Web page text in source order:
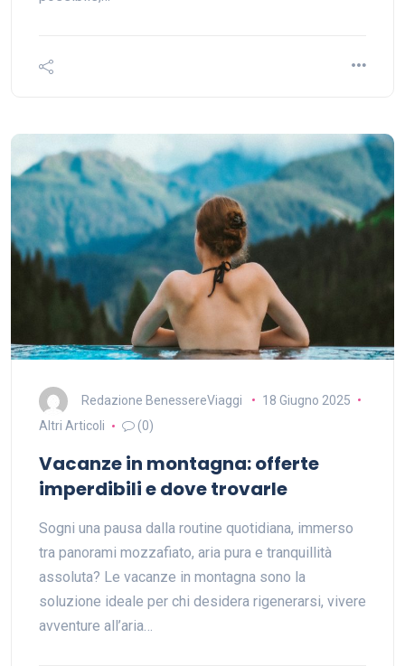
Redazione BenessereViaggi
18 Giugno 2025
Altri Articoli
(0)
Vacanze in montagna: offerte
imperdibili e dove trovarle
Sogni una pausa dalla routine quotidiana, immerso
tra panorami mozzafiato, aria pura e tranquillità
assoluta? Le vacanze in montagna sono la
soluzione ideale per chi desidera rigenerarsi, vivere
avventure all’aria…